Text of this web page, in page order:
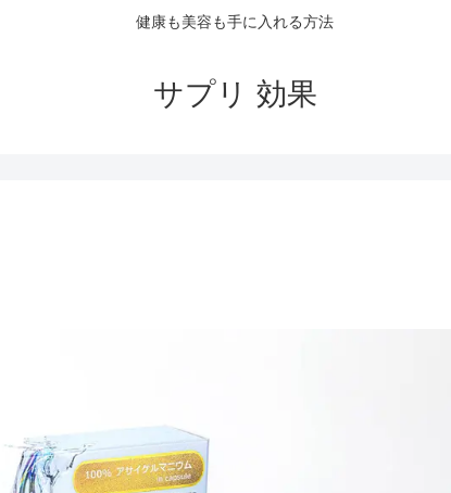
健康も美容も手に入れる方法
サプリ 効果